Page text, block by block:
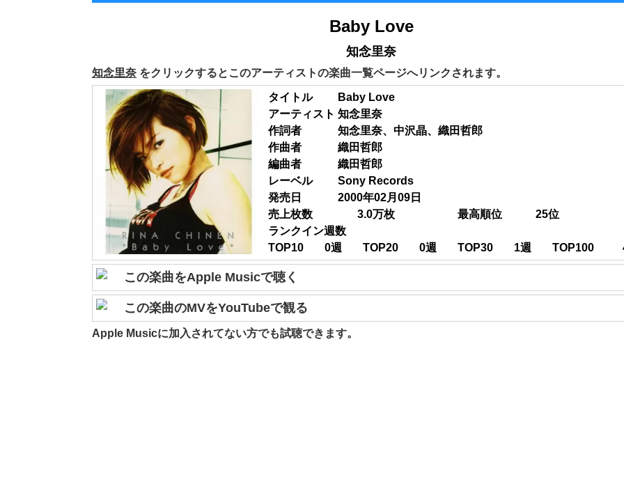
Baby Love
知念里奈
知念里奈 をクリックするとこのアーティストの楽曲一覧ページへリンクされます。
タイトル
Baby Love
アーティスト 知念里奈
作詞者
知念里奈、中沢晶、織田哲郎
作曲者
織田哲郎
編曲者
織田哲郎
レーベル
Sony Records
発売日
2000年02月09日
売上枚数
3.0万枚 最高順位 25位
ランクイン週数
TOP10
0週 TOP20 0週 TOP30 1週 TOP100
この楽曲をApple Musicで聴く
この楽曲のMVをYouTubeで観る
Apple Musicに加入されてない方でも試聴できます。